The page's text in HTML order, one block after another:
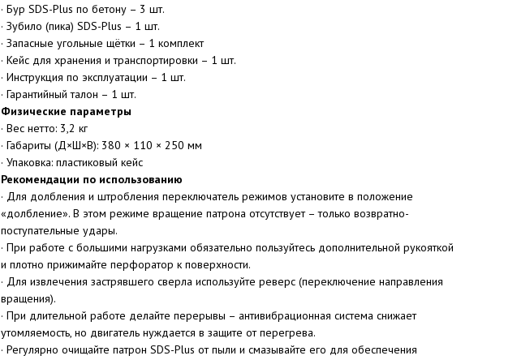
· Бур SDS-Plus по бетону – 3 шт.
· Зубило (пика) SDS-Plus – 1 шт.
· Запасные угольные щётки – 1 комплект
· Кейс для хранения и транспортировки – 1 шт.
· Инструкция по эксплуатации – 1 шт.
· Гарантийный талон – 1 шт.
Физические параметры
· Вес нетто: 3,2 кг
· Габариты (Д×Ш×В): 380 × 110 × 250 мм
· Упаковка: пластиковый кейс
Рекомендации по использованию
· Для долбления и штробления переключатель режимов установите в положение
«долбление». В этом режиме вращение патрона отсутствует – только возвратно-
поступательные удары.
· При работе с большими нагрузками обязательно пользуйтесь дополнительной рукояткой
и плотно прижимайте перфоратор к поверхности.
· Для извлечения застрявшего сверла используйте реверс (переключение направления
вращения).
· При длительной работе делайте перерывы – антивибрационная система снижает
утомляемость, но двигатель нуждается в защите от перегрева.
· Регулярно очищайте патрон SDS-Plus от пыли и смазывайте его для обеспечения